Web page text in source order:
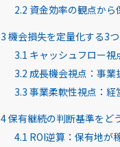
2.2 資金効率の観点から
3 機会損失を定量化する3
3.1 キャッシュフロー
3.2 成長機会視点：事
3.3 事業柔軟性視点：経
4保有継続の判断基準をど
4.1 ROI逆算：保有地が